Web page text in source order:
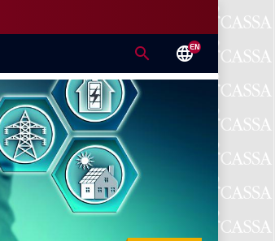
search languageEN